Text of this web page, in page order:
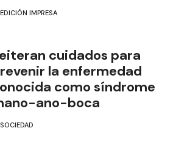
EDICIÓN IMPRESA
cuidados para
la enfermedad
como síndrome
ano-boca
SOCIEDAD